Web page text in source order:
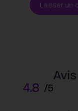
Laisser un
4.8 /5